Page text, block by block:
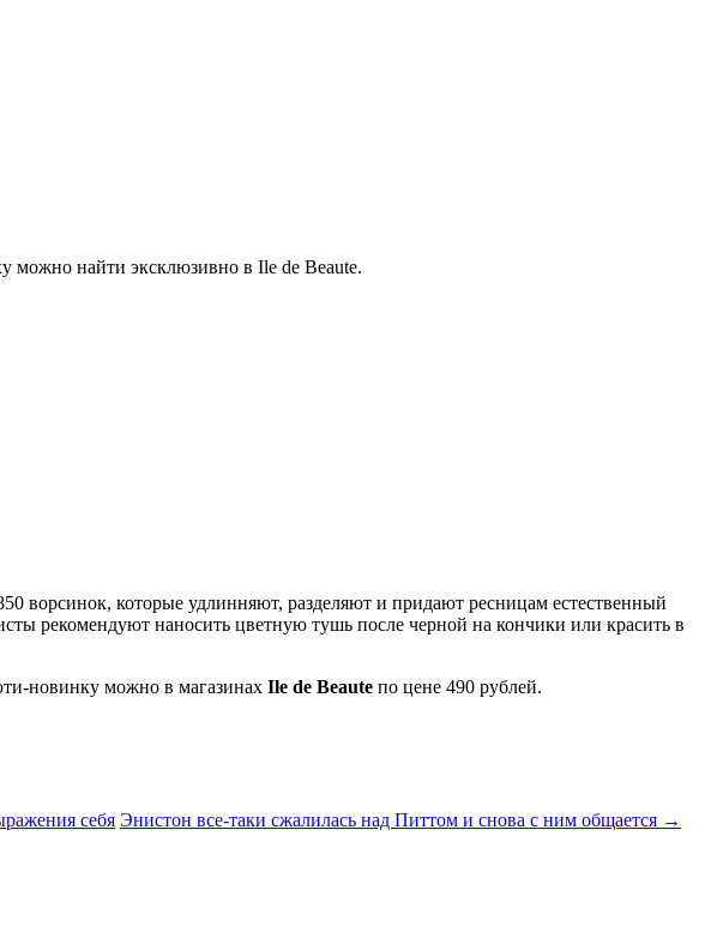
можно найти эксклюзивно в Ile de Beaute.
ворсинок, которые удлинняют, разделяют и придают ресницам естественный
рекомендуют наносить цветную тушь после черной на кончики или красить в
новинку можно в магазинах Ile de Beaute по цене 490 рублей.
себя Энистон все-таки сжалилась над Питтом и снова с ним общается →